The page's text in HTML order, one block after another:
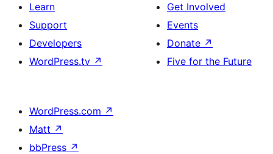
Learn
Support
Developers
WordPress.tv ↗
Get Involved
Events
Donate ↗
Five for the Future
WordPress.com ↗
Matt ↗
bbPress ↗